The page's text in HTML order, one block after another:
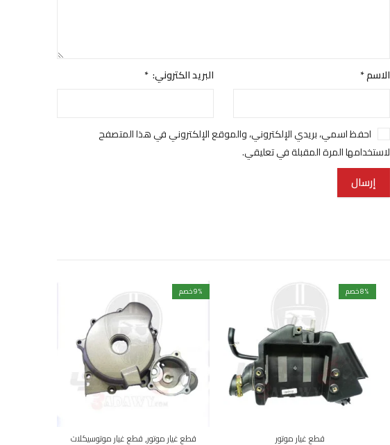
الاسم* البريد الكتروني: *
احفظ اسمي، بريدي الإلكتروني، والموقع الإلكتروني في هذا المتصفح
لاستخدامها المرة المقبلة في تعليقي.
8% خصم
قطع غيار موتور
9% خصم
قطع غيار موتور,قطع غيار موتوسيكلات